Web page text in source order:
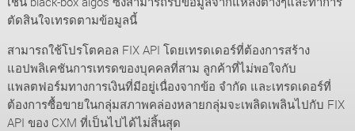
ตัดสินใจเทรดตามข้อมูลนี้
สามารถใช้โปรโตคอล FIX API โดยเทรดเดอร์ที่ต้องการสร้าง
แอปพลิเคชันการเทรดของบุคคลที่สาม ลูกค้าที่ไม่พอใจกับ
แพลตฟอร์มทางการเงินที่มีอยู่เนื่องจากข้อ จำกัด และเทรดเดอร์ที่
ต้องการซื้อขายในกลุ่มสภาพคล่องหลายกลุ่มจะเพลิดเพลินไปกับ FIX
API ของ CXM ที่เป็นไปได้ไม่สิ้นสุด